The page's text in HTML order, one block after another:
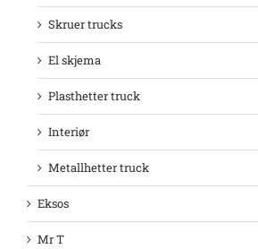
Skruer trucks
El skjema
Plasthetter truck
Interiør
Metallhetter truck
Eksos
Mr T